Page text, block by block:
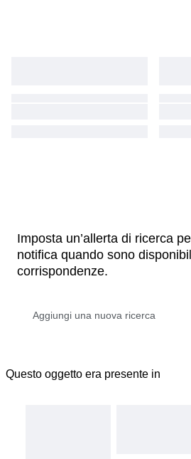
Imposta un’allerta di ricerca
notifica quando sono
corrispondenze.
Questo oggetto era presente in